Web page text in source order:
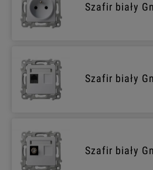
Szafir biały
Szafir biały
Szafir biały